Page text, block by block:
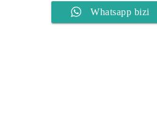
Whatsapp bizi